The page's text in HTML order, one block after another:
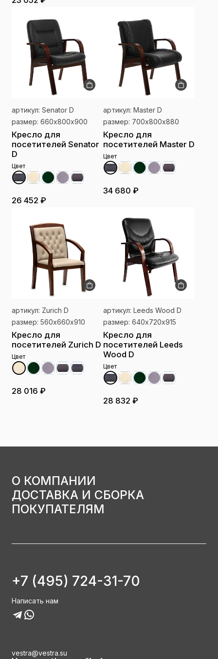
артикул: Senator D
размер: 660х800х900
Кресло для
посетителей Senator
D
Цвет
26 452 ₽
артикул: Master D
размер: 700х800х880
Кресло для
посетителей Master D
Цвет
34 680 ₽
артикул: Zurich D
размер: 560х660х910
Кресло для
посетителей Zurich D
Цвет
28 016 ₽
артикул: Leeds Wood D
размер: 640х720х915
Кресло для
посетителей Leeds
Wood D
Цвет
28 832 ₽
О КОМПАНИИ
ДОСТАВКА И СБОРКА
ПОКУПАТЕЛЯМ
+7 (495) 724-31-70
Написать нам
vestra@vestra.su